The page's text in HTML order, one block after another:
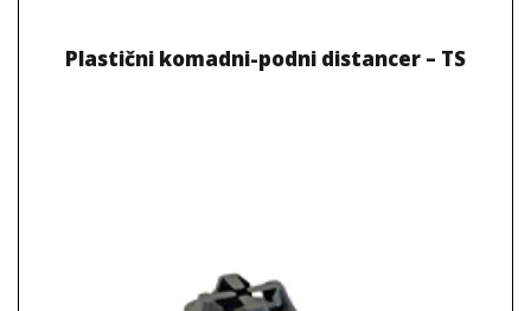
Plastični komadni-podni distancer – TS